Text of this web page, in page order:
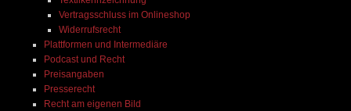
Vertragsschluss im Onlineshop
Widerrufsrecht
Plattformen und Intermediäre
Podcast und Recht
Preisangaben
Presserecht
Recht am eigenen Bild